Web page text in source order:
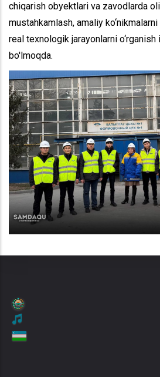
chiqarish obyektlari va zavodlarda
mustahkamlash, amaliy
real texnologik jarayonlarni
bo'lmoqda.